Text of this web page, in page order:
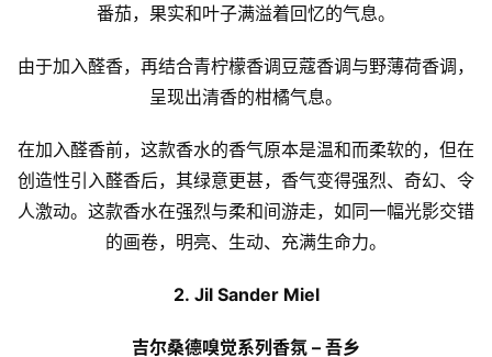
番茄，果实和叶子满溢着回忆的气息。
由于加入醛香，再结合青柠檬香调豆蔻香调与野薄荷香调，
呈现出清香的柑橘气息。
在加入醛香前，这款香水的香气原本是温和而柔软的，但在
创造性引入醛香后，其绿意更甚，香气变得强烈、奇幻、令
人激动。这款香水在强烈与柔和间游走，如同一幅光影交错
的画卷，明亮、生动、充满生命力。
2. Jil Sander Miel
吉尔桑德嗅觉系列香氛 – 吾乡